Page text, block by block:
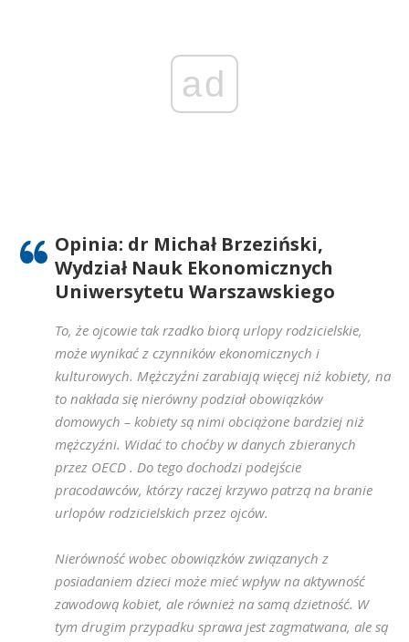
ad
Opinia: dr Michał Brzeziński,
Wydział Nauk Ekonomicznych
Uniwersytetu Warszawskiego
To, że ojcowie tak rzadko biorą urlopy rodzicielskie,
może wynikać z czynników ekonomicznych i
kulturowych. Mężczyźni zarabiają więcej niż kobiety, na
to nakłada się nierówny podział obowiązków
domowych – kobiety są nimi obciążone bardziej niż
mężczyźni. Widać to choćby w danych zbieranych
przez OECD . Do tego dochodzi podejście
pracodawców, którzy raczej krzywo patrzą na branie
urlopów rodzicielskich przez ojców.
Nierówność wobec obowiązków związanych z
posiadaniem dzieci może mieć wpływ na aktywność
zawodową kobiet, ale również na samą dzietność. W
tym drugim przypadku sprawa jest zagmatwana, ale są